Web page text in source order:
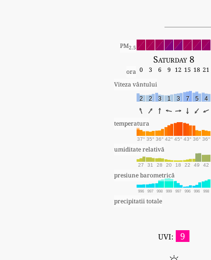
PM2.5
Saturday 8
ora 0 3 6 9 12 15 18 21
Viteza vântului
2 2 3 1 3 7 5 4
temperatura
37° 35° 36° 42° 45° 43° 36° 36°
umiditate relativă
27 31 28 20 18 22 49 42
presiune barometrică
996 997 998 999 997 996 996 998
precipitatii totale
UVI: 9